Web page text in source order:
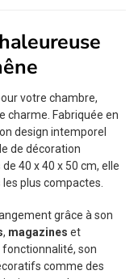
votre chambre,
charme. Fabriquée en
design intemporel
de décoration
40 x 40 x 50 cm, elle
plus compactes.
grâce à son
, magazines et
fonctionnalité, son
comme des